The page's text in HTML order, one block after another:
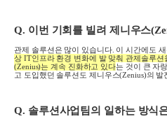
Q. 이번 기회를 빌려 제니우스
관제 솔루션은 많이 있습니다. 이 시간에도
상 IT인프라 환경 변화에 발 맞춰 관제솔루션
(Zenius)는 계속 진화하고 있다는 것이 큰 자
고 도입했던 솔루션도 제니우스(Zenius)의 발
Q. 솔루션사업팀의 일하는 방식